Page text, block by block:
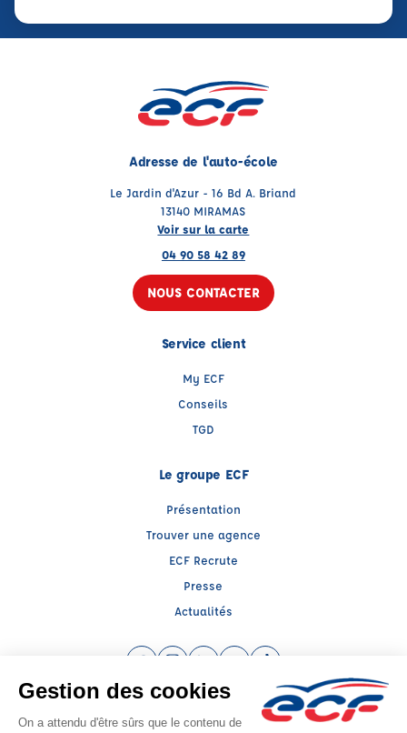
Adresse de l'auto-école
Le Jardin d'Azur - 16 Bd A. Briand
13140 MIRAMAS
Voir sur la carte
04 90 58 42 89
NOUS CONTACTER
Service client
My ECF
Conseils
TGD
Le groupe ECF
Présentation
Trouver une agence
ECF Recrute
Presse
Actualités
Instagram (nouvelle fenêtre)
LinkedIn (nouvelle fenêtre)
YouTube (nouvelle fenêtre)
TikTok (nouvelle
Raison sociale : ECOLE DE CONDUITE MIRAMAS - Capital social: 7622€
SIREN: 410445241 - Numéro de TVA intracommunautaire: FR 81 410445241